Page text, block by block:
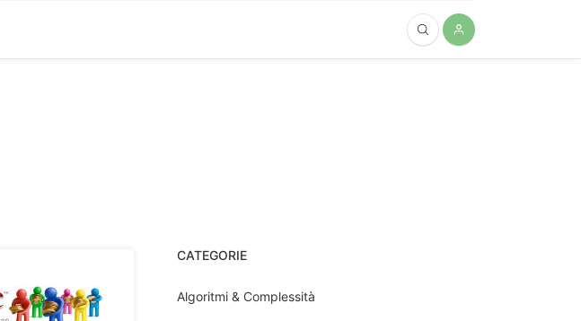
CATEGORIE
Algoritmi & Complessità